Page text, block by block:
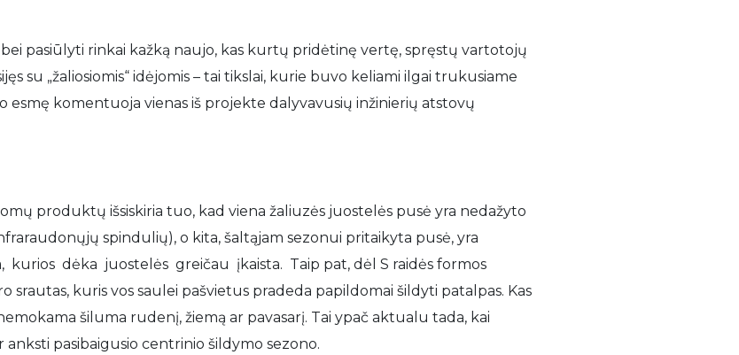
pasiūlyti rinkai kažką naujo, kas kurtų pridėtinę vertę, spręstų vartotojų
su „žaliosiomis“ idėjomis – tai tikslai, kurie buvo keliami ilgai trukusiame
esmę komentuoja vienas iš projekte dalyvavusių inžinierių atstovų
produktų išsiskiria tuo, kad viena žaliuzės juostelės pusė yra nedažyto
spindulių), o kita, šaltąjam sezonui pritaikyta pusė, yra
kurios dėka juostelės greičau įkaista. Taip pat, dėl S raidės formos
srautas, kuris vos saulei pašvietus pradeda papildomai šildyti patalpas. Kas
šiluma rudenį, žiemą ar pavasarį. Tai ypač aktualu tada, kai
pasibaigusio centrinio šildymo sezono.